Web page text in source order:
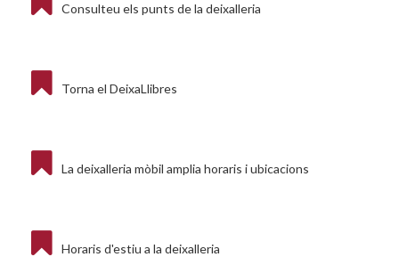
Consulteu els punts de la deixalleria
Torna el DeixaLlibres
La deixalleria mòbil amplia horaris i ubicacions
Horaris d'estiu a la deixalleria